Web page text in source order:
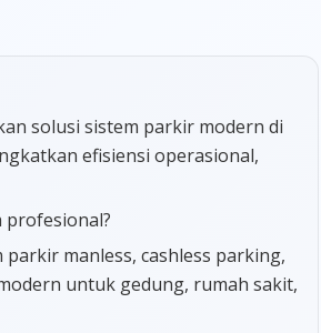
solusi sistem parkir modern di
efisiensi operasional,
manless, cashless parking,
untuk gedung, rumah sakit,